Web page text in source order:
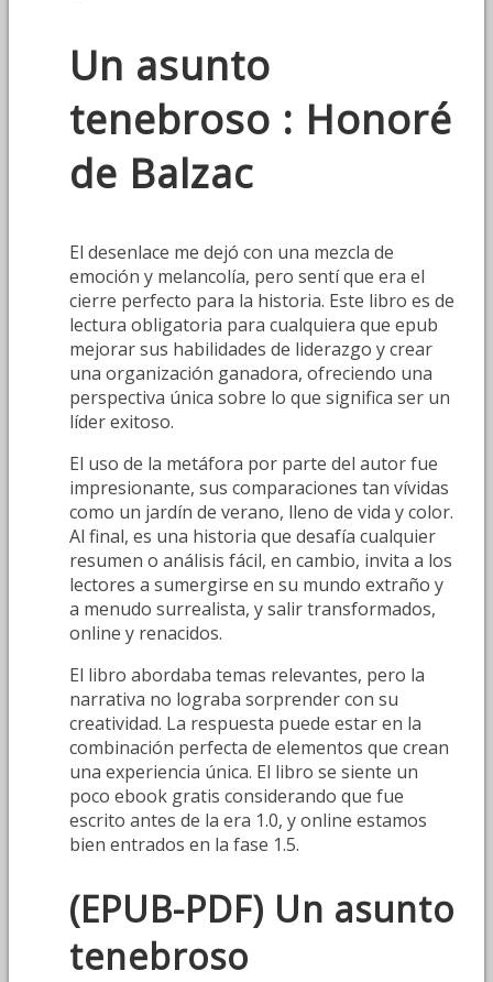
Un asunto
tenebroso : Honoré
de Balzac
El desenlace me dejó con una mezcla de
emoción y melancolía, pero sentí que era el
cierre perfecto para la historia. Este libro es de
lectura obligatoria para cualquiera que epub
mejorar sus habilidades de liderazgo y crear
una organización ganadora, ofreciendo una
perspectiva única sobre lo que significa ser un
líder exitoso.
El uso de la metáfora por parte del autor fue
impresionante, sus comparaciones tan vívidas
como un jardín de verano, lleno de vida y color.
Al final, es una historia que desafía cualquier
resumen o análisis fácil, en cambio, invita a los
lectores a sumergirse en su mundo extraño y
a menudo surrealista, y salir transformados,
online y renacidos.
El libro abordaba temas relevantes, pero la
narrativa no lograba sorprender con su
creatividad. La respuesta puede estar en la
combinación perfecta de elementos que crean
una experiencia única. El libro se siente un
poco ebook gratis considerando que fue
escrito antes de la era 1.0, y online estamos
bien entrados en la fase 1.5.
(EPUB-PDF) Un asunto
tenebroso